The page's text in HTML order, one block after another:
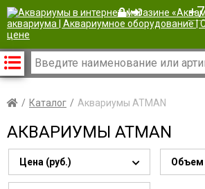
|
Каталог Аквариумы ATMAN
АКВАРИУМЫ ATMAN
Цена (руб.) Объем